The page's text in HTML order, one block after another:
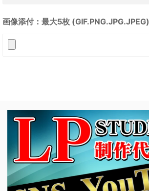
画像添付：最大5枚 (GIF.PNG.JPG.JPEG)